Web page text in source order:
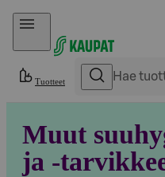
Hyppää sisältöön
Tuotteet
Muut
ja -